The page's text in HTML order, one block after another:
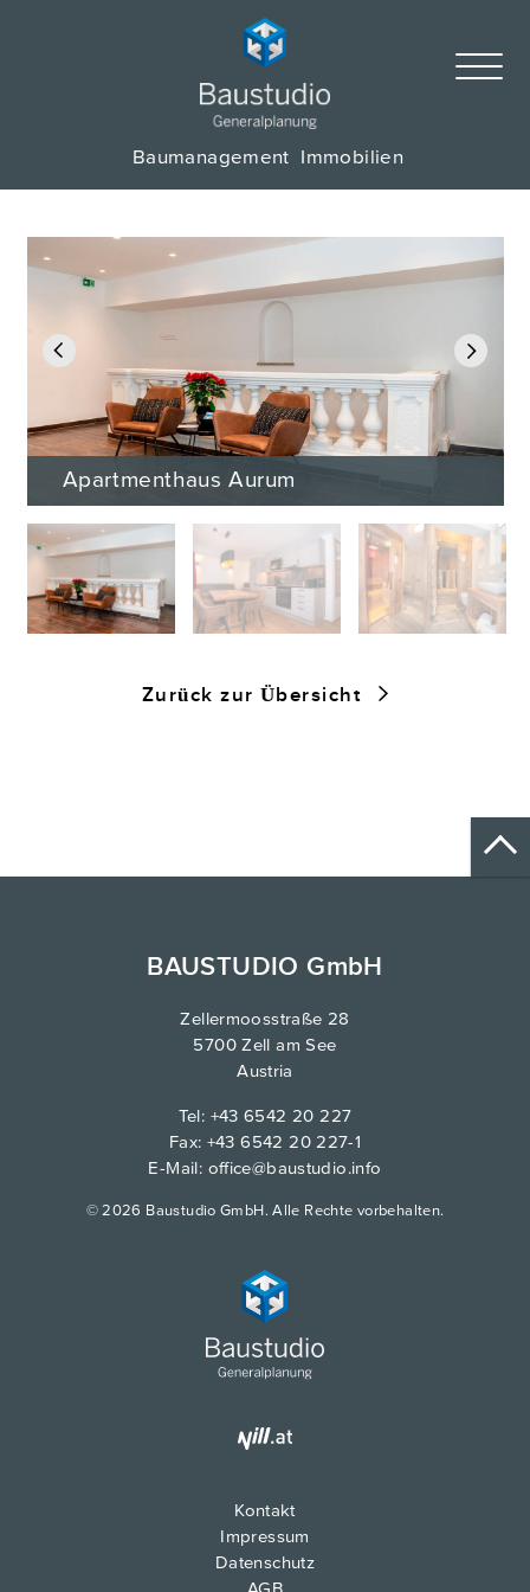
Baumanagement Immobilien
Previous
Apartmenthaus Aurum
Next
Zurück zur Übersicht
BAUSTUDIO GmbH
Zellermoosstraße 28
5700 Zell am See
Austria
Tel: +43 6542 20 227
Fax: +43 6542 20 227-1
E-Mail: office@baustudio.info
© 2026 Baustudio GmbH. Alle Rechte vorbehalten.
Kontakt
Impressum
Datenschutz